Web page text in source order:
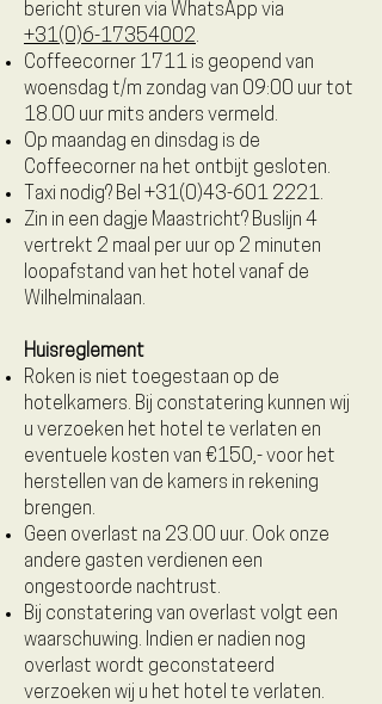
bericht sturen via WhatsApp via
+31(0)6-17354002.
Coffeecorner 1711 is geopend van
woensdag t/m zondag van 09:00 uur tot
18.00 uur mits anders vermeld.
Op maandag en dinsdag is de
Coffeecorner na het ontbijt gesloten.
Taxi nodig? Bel +31(0)43-601 2221.
Zin in een dagje Maastricht? Buslijn 4
vertrekt 2 maal per uur op 2 minuten
loopafstand van het hotel vanaf de
Wilhelminalaan.
Huisreglement
Roken is niet toegestaan op de
hotelkamers. Bij constatering kunnen wij
u verzoeken het hotel te verlaten en
eventuele kosten van €150,- voor het
herstellen van de kamers in rekening
brengen.
Geen overlast na 23.00 uur. Ook onze
andere gasten verdienen een
ongestoorde nachtrust.
Bij constatering van overlast volgt een
waarschuwing. Indien er nadien nog
overlast wordt geconstateerd
verzoeken wij u het hotel te verlaten.